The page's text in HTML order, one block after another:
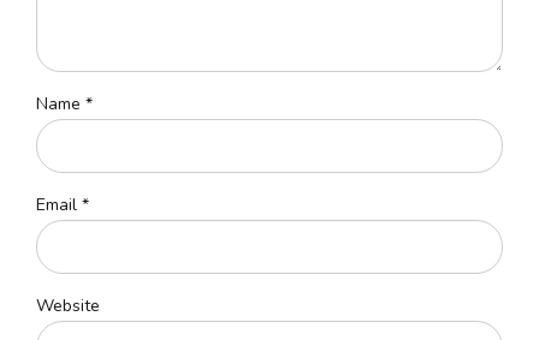
Name *
Email *
Website